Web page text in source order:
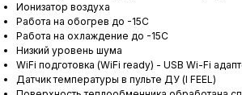
Ионизатор воздуха
Работа на обогрев до -15С
Работа на охлаждение до -15С
Низкий уровень шума
WiFi подготовка (WiFi ready) - USB Wi-Fi
Датчик температуры в пульте ДУ (I FEEL)